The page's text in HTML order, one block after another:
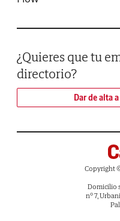
¿Quieres que tu
directorio?
Dar de alta
Copyright
Domicilio
nº 7,